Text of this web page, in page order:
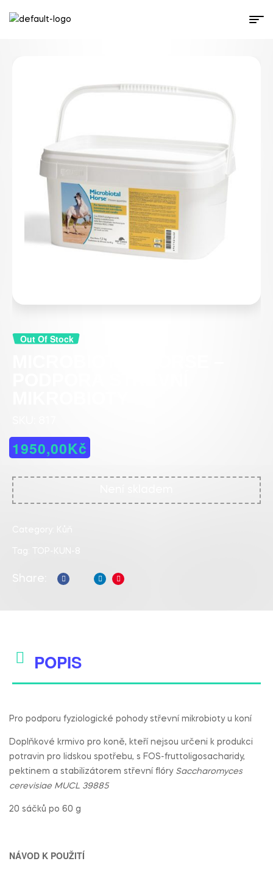
Out Of Stock
1950,00Kč
POPIS
Pro podporu fyziologické pohody střevní mikrobioty u koní
Doplňkové krmivo pro koně, kteří nejsou určeni k produkci
potravin pro lidskou spotřebu, s FOS-fruttoligosacharidy,
pektinem a stabilizátorem střevní flóry Saccharomyces
cerevisiae MUCL 39885
20 sáčků po 60 g
NÁVOD K POUŽITÍ
Sakari AI Advisor